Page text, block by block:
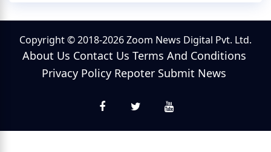
Copyright © 2018-2026 Zoom News Digital Pvt. Ltd.
About Us Contact Us Terms And Conditions
Privacy Policy Repoter Submit News